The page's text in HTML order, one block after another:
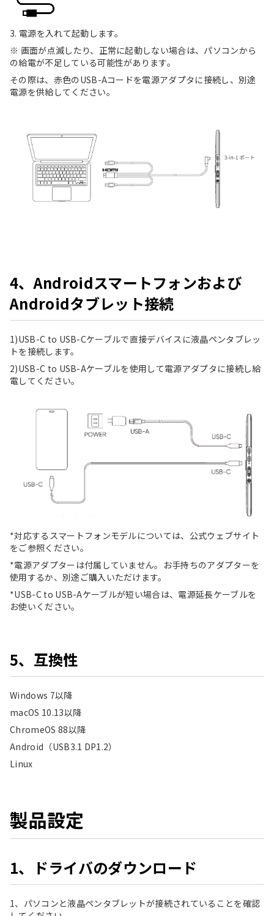
3. 電源を入れて起動します。
※ 画面が点滅したり、正常に起動しない場合は、パソコンから
の給電が不足している可能性があります。
その際は、赤色のUSB-Aコードを電源アダプタに接続し、別途
電源を供給してください。
4、Androidスマートフォンおよび
Androidタブレット接続
1)USB-C to USB-Cケーブルで直接デバイスに液晶ペンタブレッ
トを接続します。
2)USB-C to USB-Aケーブルを使用して電源アダプタに接続し給
電してください。
*対応するスマートフォンモデルについては、公式ウェブサイト
をご参照ください。
*電源アダプターは付属していません。お手持ちのアダプターを
使用するか、別途ご購入いただけます。
*USB-C to USB-Aケーブルが短い場合は、電源延長ケーブルを
お使いください。
5、互換性
Windows 7以降
macOS 10.13以降
ChromeOS 88以降
Android（USB3.1 DP1.2）
Linux
製品設定
1、ドライバのダウンロード
1、パソコンと液晶ペンタブレットが接続されていることを確認